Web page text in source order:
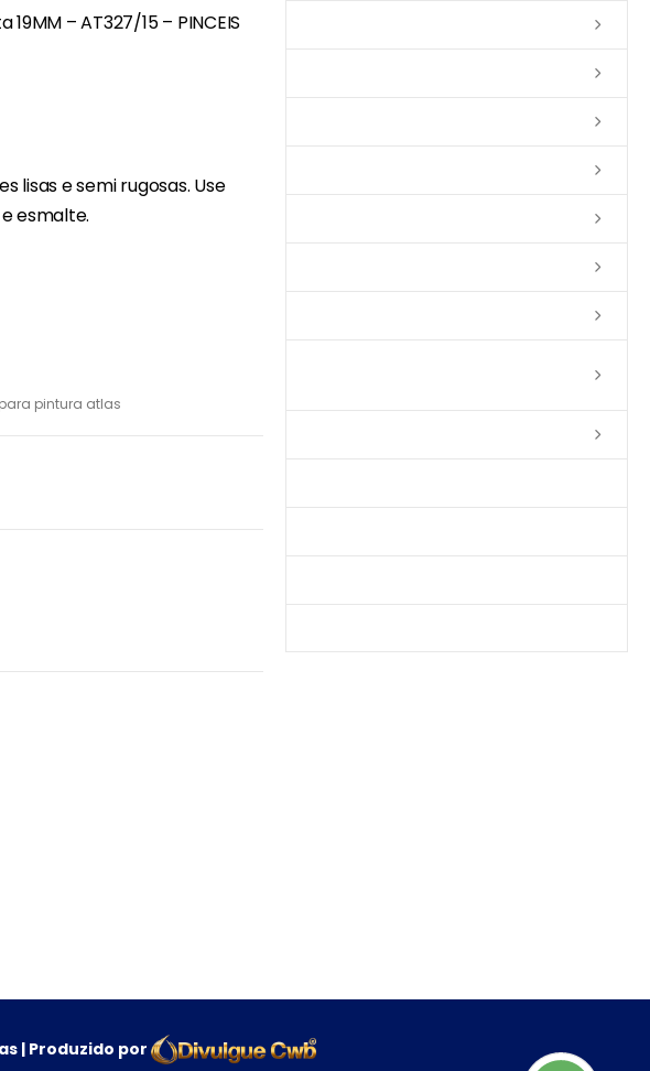
– AT327/15 – PINCEIS
lisas e semi rugosas. Use
esmalte.
pintura atlas
| Produzido por